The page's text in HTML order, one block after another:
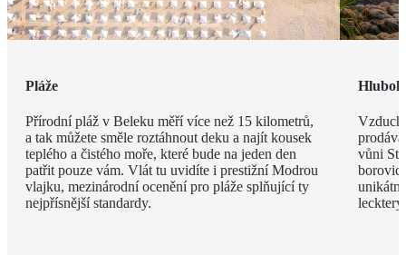
Pláže
Přírodní pláž v Beleku měří více než 15 kilometrů,
a tak můžete směle roztáhnout deku a najít kousek
teplého a čistého moře, které bude na jeden den
patřit pouze vám. Vlát tu uvidíte i prestižní Modrou
vlajku, mezinárodní ocenění pro pláže splňující ty
nejpřísnější standardy.
Vzduch
vůni
borovic